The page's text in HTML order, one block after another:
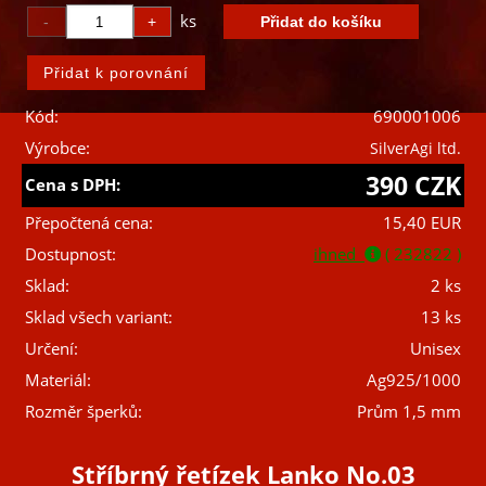
ks
Kód:
690001006
Výrobce:
SilverAgi ltd.
Cena s DPH: 390 CZK
Přepočtená cena:
15,40 EUR
Dostupnost:
ihned
( 232822 )
Sklad:
2 ks
Sklad všech variant:
13 ks
Určení:
Unisex
Materiál:
Ag925/1000
Rozměr šperků:
Prům 1,5 mm
Stříbrný řetízek Lanko No.03